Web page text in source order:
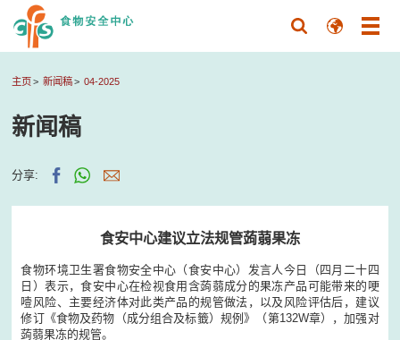
主页 新闻稿 04-2025
新闻稿
分享:
食安中心建议立法规管蒟蒻果冻
食物环境卫生署食物安全中心（食安中心）发言人今日（四月二十四
日）表示，食安中心在检视食用含蒟蒻成分的果冻产品可能带来的哽
噎风险、主要经济体对此类产品的规管做法，以及风险评估后，建议
修订《食物及药物（成分组合及标籤）规例》（第132W章），加强对
蒟蒻果冻的规管。